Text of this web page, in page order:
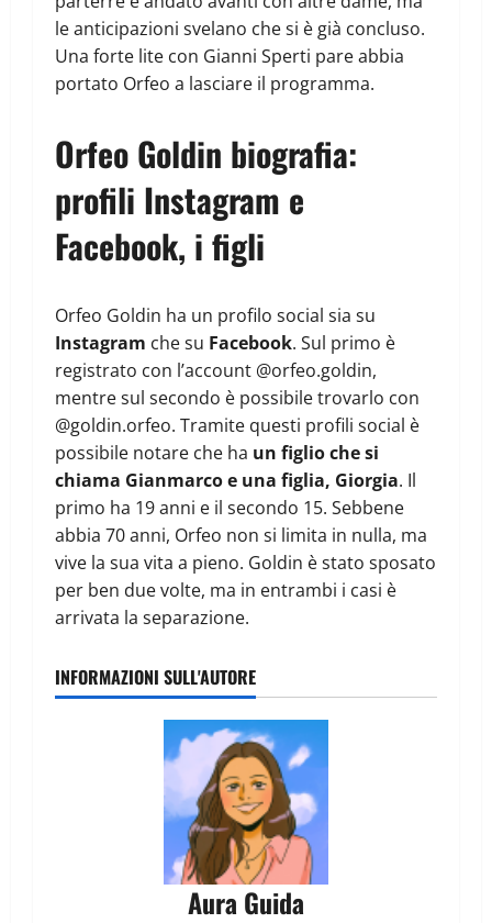
le anticipazioni svelano che si è già concluso.
Una forte lite con Gianni Sperti pare abbia
portato Orfeo a lasciare il programma.
Orfeo Goldin biografia:
profili Instagram e
Facebook, i figli
Orfeo Goldin ha un profilo social sia su
Instagram che su Facebook. Sul primo è
registrato con l’account @orfeo.goldin,
mentre sul secondo è possibile trovarlo con
@goldin.orfeo. Tramite questi profili social è
possibile notare che ha un figlio che si
chiama Gianmarco e una figlia, Giorgia. Il
primo ha 19 anni e il secondo 15. Sebbene
abbia 70 anni, Orfeo non si limita in nulla, ma
vive la sua vita a pieno. Goldin è stato sposato
per ben due volte, ma in entrambi i casi è
arrivata la separazione.
INFORMAZIONI SULL'AUTORE
Aura Guida